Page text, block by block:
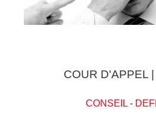
COUR D'APPEL
CONSEIL-